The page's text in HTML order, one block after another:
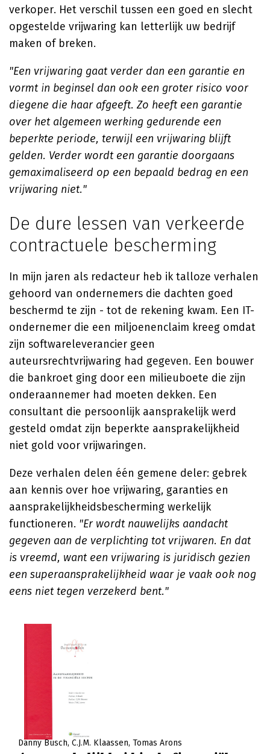
verkoper. Het verschil tussen een goed en slecht
opgestelde vrijwaring kan letterlijk uw bedrijf
maken of breken.
"Een vrijwaring gaat verder dan een garantie en
vormt in beginsel dan ook een groter risico voor
diegene die haar afgeeft. Zo heeft een garantie
over het algemeen werking gedurende een
beperkte periode, terwijl een vrijwaring blijft
gelden. Verder wordt een garantie doorgaans
gemaximaliseerd op een bepaald bedrag en een
vrijwaring niet."
De dure lessen van verkeerde
contractuele bescherming
In mijn jaren als redacteur heb ik talloze verhalen
gehoord van ondernemers die dachten goed
beschermd te zijn - tot de rekening kwam. Een IT-
ondernemer die een miljoenenclaim kreeg omdat
zijn softwareleverancier geen
auteursrechtvrijwaring had gegeven. Een bouwer
die bankroet ging door een milieuboete die zijn
onderaannemer had moeten dekken. Een
consultant die persoonlijk aansprakelijk werd
gesteld omdat zijn beperkte aansprakelijkheid
niet gold voor vrijwaringen.
Deze verhalen delen één gemene deler: gebrek
aan kennis over hoe vrijwaring, garanties en
aansprakelijkheidsbescherming werkelijk
functioneren. "Er wordt nauwelijks aandacht
gegeven aan de verplichting tot vrijwaren. En dat
is vreemd, want een vrijwaring is juridisch gezien
een superaansprakelijkheid waar je vaak ook nog
eens niet tegen verzekerd bent."
Danny Busch C.J.M. Klaassen Tomas Arons